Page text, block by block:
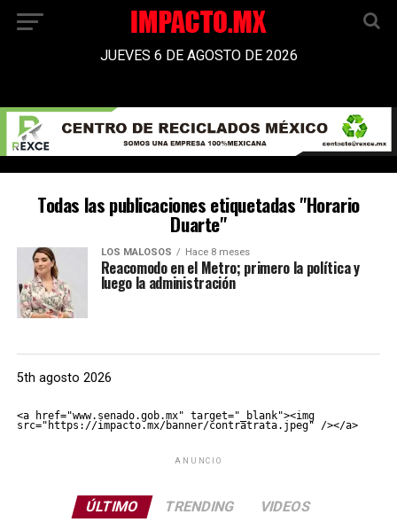
JUEVES 6 DE AGOSTO DE 2026
Todas las publicaciones etiquetadas "Horario
Duarte"
LOS MALOSOS Hace 8 meses
Reacomodo en el Metro; primero la política y
luego la administración
5th agosto 2026
<a href="www.senado.gob.mx" target="_blank"><img
src="https://impacto.mx/banner/contratrata.jpeg" /></a>
ANUNCIO
ÚLTIMO TRENDING VIDEOS